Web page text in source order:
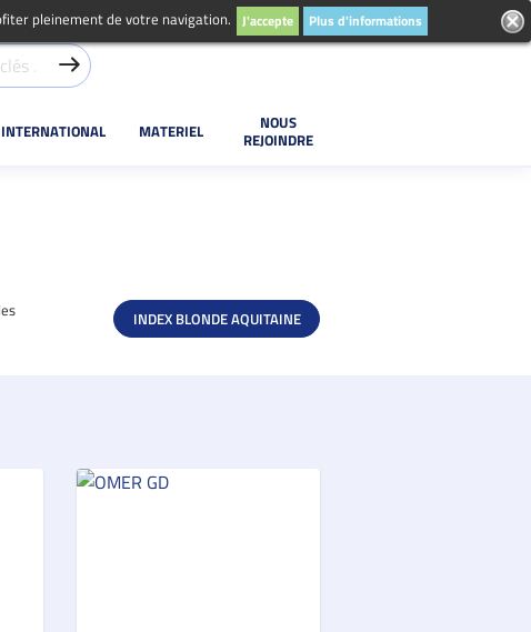
INTERNATIONAL MATERIEL
NOUS
REJOINDRE
INDEX BLONDE AQUITAINE
pleinement de votre navigation. J'accepte Plus d'informations